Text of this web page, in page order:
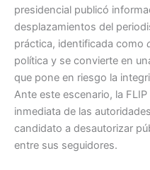
presidencial publicó
desplazamientos del
práctica, identificada como
política y se convierte en
que pone en riesgo la
Ante este escenario, la
inmediata de las
candidato a desautorizar
entre sus seguidores.